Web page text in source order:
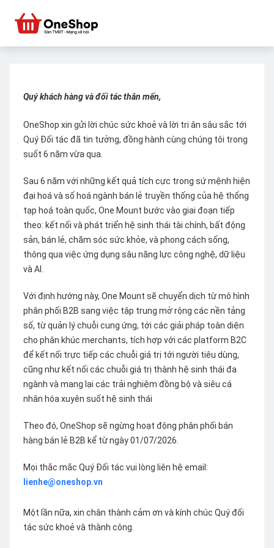
Quý khách hàng và đối tác thân mến,
OneShop xin gửi lời chúc sức khoẻ và lời tri ân sâu sắc tới
Quý Đối tác đã tin tưởng, đồng hành cùng chúng tôi trong
suốt 6 năm vừa qua.
Sau 6 năm với những kết quả tích cực trong sứ mệnh hiện
đại hoá và số hoá ngành bán lẻ truyền thống của hệ thống
tạp hoá toàn quốc, One Mount bước vào giai đoạn tiếp
theo: kết nối và phát triển hệ sinh thái tài chính, bất động
sản, bán lẻ, chăm sóc sức khỏe, và phong cách sống,
thông qua việc ứng dụng sâu năng lực công nghệ, dữ liệu
và AI.
Với định hướng này, One Mount sẽ chuyển dịch từ mô hình
phân phối B2B sang việc tập trung mở rộng các nền tảng
số, từ quản lý chuỗi cung ứng, tới các giải pháp toàn diện
cho phân khúc merchants, tích hợp với các platform B2C
để kết nối trực tiếp các chuỗi giá trị tới người tiêu dùng,
cũng như kết nối các chuỗi giá trị thành hệ sinh thái đa
ngành và mang lại các trải nghiệm đồng bộ và siêu cá
nhân hóa xuyên suốt hệ sinh thái
Theo đó, OneShop sẽ ngừng hoạt động phân phối bán
hàng bán lẻ B2B kể từ ngày 01/07/2026.
Mọi thắc mắc Quý Đối tác vui lòng liên hệ email:
lienhe@oneshop.vn
Một lần nữa, xin chân thành cảm ơn và kính chúc Quý đối
tác sức khoẻ và thành công.